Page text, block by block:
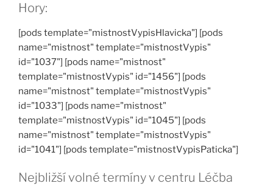
Hory:
[pods template="mistnostVypisHlavicka"] [pods
name="mistnost" template="mistnostVypis"
id="1037"] [pods name="mistnost"
template="mistnostVypis" id="1456"] [pods
name="mistnost" template="mistnostVypis"
id="1033"] [pods name="mistnost"
template="mistnostVypis" id="1045"] [pods
name="mistnost" template="mistnostVypis"
id="1041"] [pods template="mistnostVypisPaticka"]
Nejbližší volné termíny v centru Léčba